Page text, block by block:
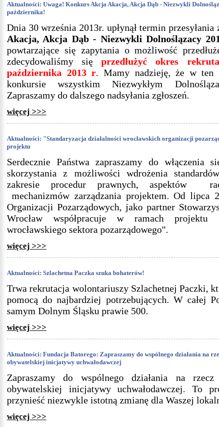
Aktualności: Uwaga! Konkurs Akcja Akacja, Akcja Dąb - Niezwykli
października!
Dnia 30 września 2013r. upłynął termin przesyłania
Akacja, Akcja Dąb - Niezwykli Dolnoślązacy
powtarzające się zapytania o możliwość
zdecydowaliśmy sięprzedłużyć okres
października 2013 r. Mamy nadzieję, że w ten
konkursie wszystkim Niezwykłym
Zapraszamy do dalszego nadsyłania zgłoszeń.
więcej >>>
Aktualności: "Standaryzacja działalności wrocławskich organizacji
projektu
Serdecznie Państwa zapraszamy do włączenia
skorzystania z możliwości wdrożenia
zakresie procedur prawnych, aspektów
mechanizmów zarządzania projektem. Od lipca
Organizacji Pozarządowych, jako partner
Wrocław współpracuje w ramach projektu
wrocławskiego sektora pozarządowego".
więcej >>>
Aktualności: Szlachetna Paczka szuka bohaterów!
Trwa rekrutacja wolontariuszy Szlachetnej Paczki,
pomocą do najbardziej potrzebujących. W całej
samym Dolnym Śląsku prawie 500.
więcej >>>
Aktualności: Fundacja Batorego: Zapraszamy do wspólnego działania na
obywatelskiej inicjatywy uchwałodawczej
Zapraszamy do wspólnego działania na
obywatelskiej inicjatywy uchwałodawczej. To
przynieść niezwykle istotną zmianę dla Waszej
więcej >>>